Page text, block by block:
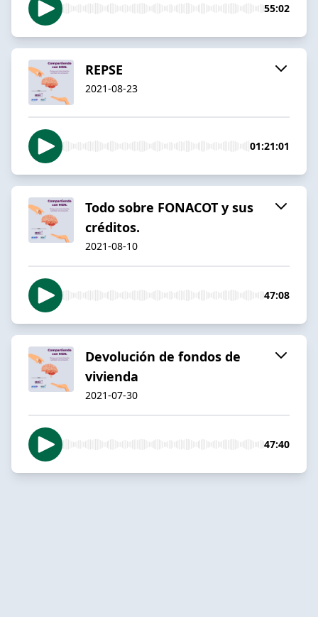
55:02
REPSE
2021-08-23
01:21:01
Todo sobre FONACOT y sus
créditos.
2021-08-10
47:08
Devolución de fondos de
vivienda
2021-07-30
47:40